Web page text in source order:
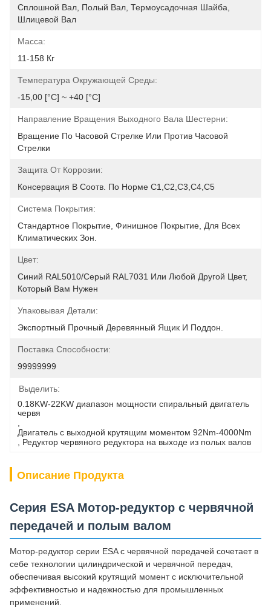
Сплошной Вал, Полый Вал, Термоусадочная Шайба,
Шлицевой Вал
Масса:
11-158 Кг
Температура Окружающей Среды:
-15,00 [°С] ~ +40 [°С]
Направление Вращения Выходного Вала Шестерни:
Вращение По Часовой Стрелке Или Против Часовой
Стрелки
Защита От Коррозии:
Консервация В Соотв. По Норме C1,C2,C3,C4,C5
Система Покрытия:
Стандартное Покрытие, Финишное Покрытие, Для Всех
Климатических Зон.
Цвет:
Синий RAL5010/серый RAL7031 Или Любой Другой Цвет,
Который Вам Нужен
Упаковывая Детали:
Экспортный Прочный Деревянный Ящик И Поддон.
Поставка Способности:
99999999
Выделить:
0.18KW-22KW диапазон мощности спиральный двигатель
червя
Двигатель с выходной крутящим моментом 92Nm-4000Nm
Редуктор червяного редуктора на выходе из полых валов
Описание Продукта
Серия ESA Мотор-редуктор с червячной
передачей и полым валом
Мотор-редуктор серии ESA с червячной передачей сочетает в
себе технологии цилиндрической и червячной передач,
обеспечивая высокий крутящий момент с исключительной
эффективностью и надежностью для промышленных
применений.